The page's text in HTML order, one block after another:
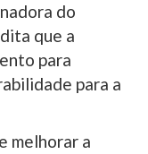
do
que a
para
para a
melhorar a